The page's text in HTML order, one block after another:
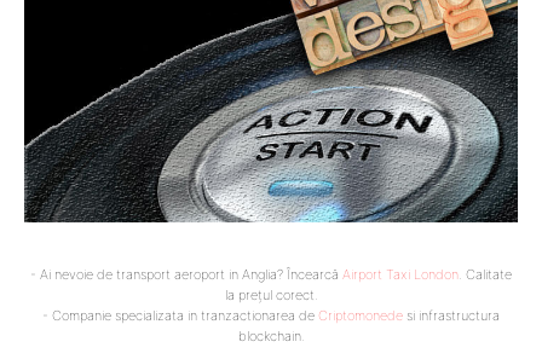
- Ai nevoie de transport aeroport in Anglia? Încearcă Airport Taxi London. Calitate
la prețul corect.
- Companie specializata in tranzactionarea de Criptomonede si infrastructura
blockchain.